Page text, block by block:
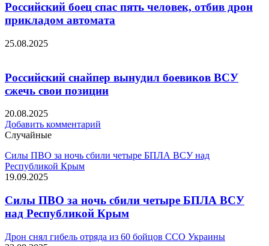
Российский боец спас пять человек, отбив дрон
прикладом автомата
25.08.2025
Российский снайпер вынудил боевиков ВСУ
сжечь свои позиции
20.08.2025
Добавить комментарий
Случайные
Силы ПВО за ночь сбили четыре БПЛА ВСУ над
Республикой Крым
19.09.2025
Силы ПВО за ночь сбили четыре БПЛА ВСУ
над Республикой Крым
Дрон снял гибель отряда из 60 бойцов ССО Украины